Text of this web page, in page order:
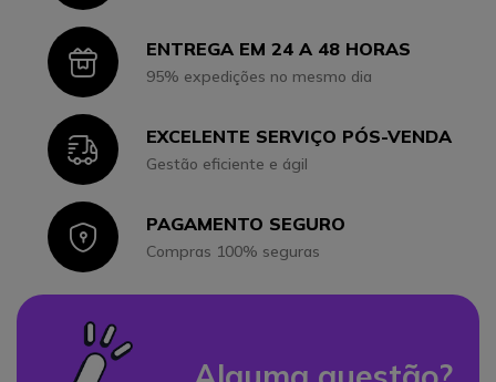
IconENTREGA EM 24 A 48 HORAS
95% expedições no mesmo dia
IconEXCELENTE SERVIÇO PÓS-VENDA
Gestão eficiente e ágil
IconPAGAMENTO SEGURO
Compras 100% seguras